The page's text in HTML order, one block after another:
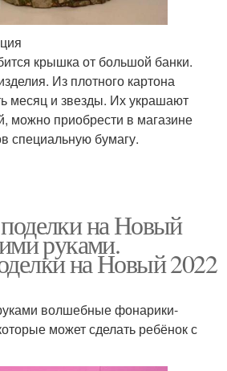
крышка от большой банки.
Из плотного картона
месяц и звезды. Их украшают
можно приобрести в магазине
специальную бумагу.
на Новый
руками.
на Новый 2022
волшебные фонарики-
может сделать ребёнок с